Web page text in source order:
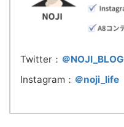
Twitter： ＠NOJI_BLOG
Instagram： ＠noji_life